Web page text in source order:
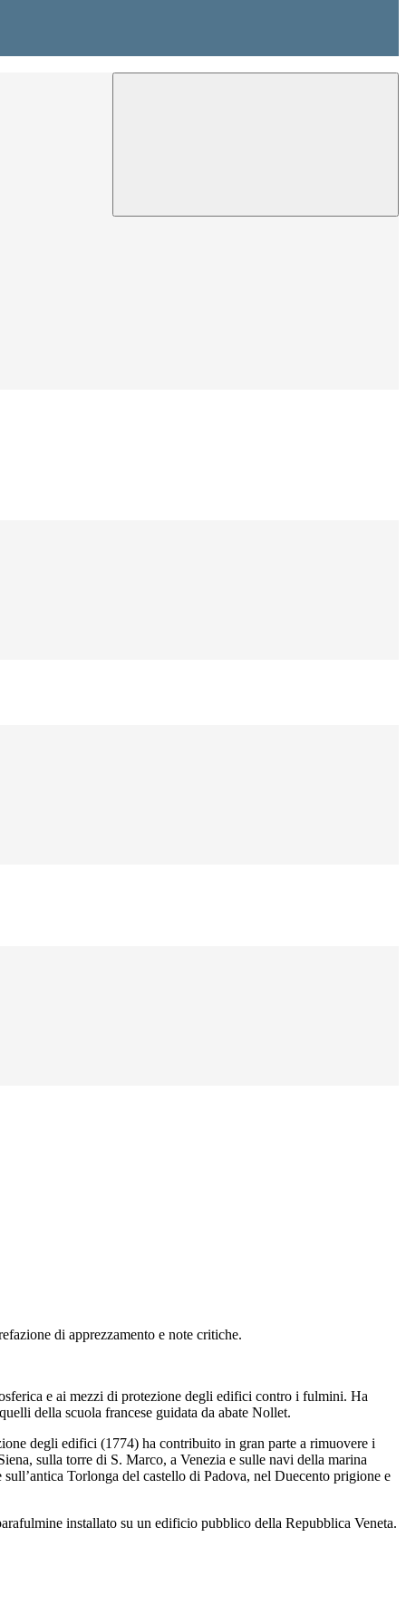
di apprezzamento e note critiche.
e ai mezzi di protezione degli edifici contro i fulmini. Ha
della scuola francese guidata da abate Nollet.
degli edifici (1774) ha contribuito in gran parte a rimuovere i
sulla torre di S. Marco, a Venezia e sulle navi della marina
Torlonga del castello di Padova, nel Duecento prigione e
installato su un edificio pubblico della Repubblica Veneta.